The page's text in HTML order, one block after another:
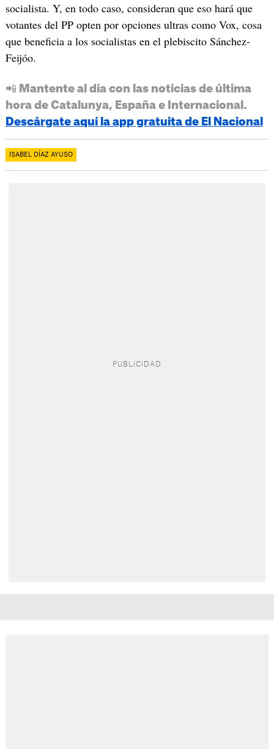
socialista. Y, en todo caso, consideran que eso hará que
votantes del PP opten por opciones ultras como Vox, cosa
que beneficia a los socialistas en el plebiscito Sánchez-
Feijóo.
📲 Mantente al día con las noticias de última
hora de Catalunya, España e Internacional.
Descárgate aquí la app gratuita de El Nacional
ISABEL DÍAZ AYUSO